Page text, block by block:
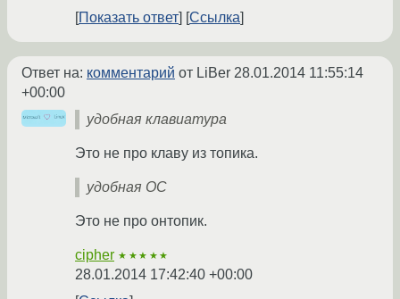
Показать ответ
Ссылка
Ответ на: комментарий от LiBer 28.01.2014 11:55:14
+00:00
удобная клавиатура
Это не про клаву из топика.
удобная ОС
Это не про онтопик.
cipher ★★★★★
28.01.2014 17:42:40 +00:00